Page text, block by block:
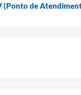
(Ponto de